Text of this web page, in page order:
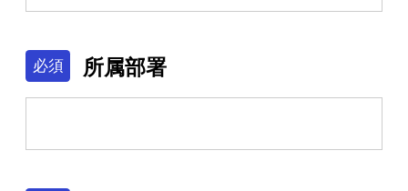
IRスケジュール
IRニュース
IRお問い合わせ
必須 所属部署